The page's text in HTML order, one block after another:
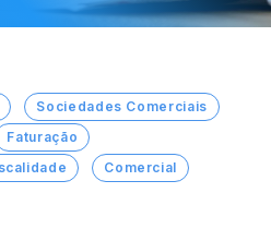
Sociedades Comerciais
Faturação
Comercial